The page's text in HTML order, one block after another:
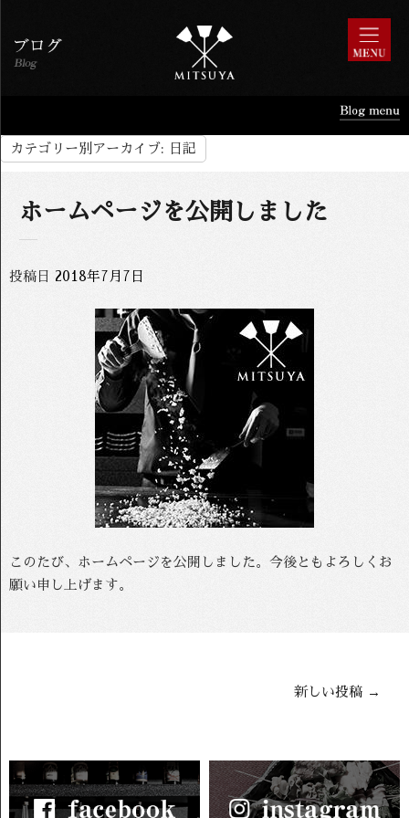
カテゴリー別アーカイブ: 日記
ホームページを公開しました
投稿日 2018年7月7日
このたび、ホームページを公開しました。今後ともよろしくお
願い申し上げます。
新しい投稿 →